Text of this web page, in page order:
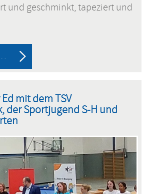
und geschminkt, tapeziert und
Gymnasium
Schwarzenbek
Berufsfelderprobung
mit dem TSV
der Sportjugend S-H und